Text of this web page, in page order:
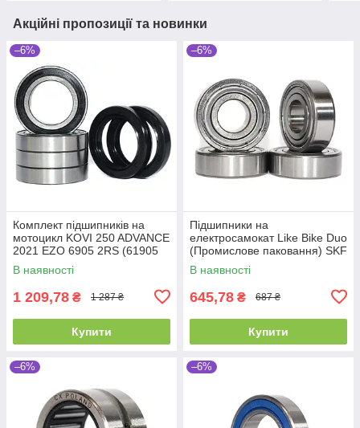
Акційні пропозиції та новинки
–6%
Комплект підшипників на
мотоцикл KOVI 250 ADVANCE
2021 EZO 6905 2RS (61905
2RS)(1000905) (4 шт.) та
сальники (2
В наявності
1 209,78 ₴ 1 287 ₴
Купити
–6%
Підшипники на
електросамокат Like Bike Duo
(Промислове паковання) SKF
6202 ZZ (4 шт) (6202 2Z)
(80202)
В наявності
645,78 ₴ 687 ₴
Купити
–6% –6%